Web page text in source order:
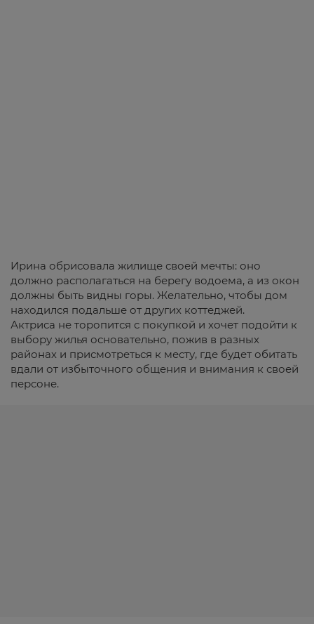
Ирина обрисовала жилище своей мечты: оно
должно располагаться на берегу водоема, а из окон
должны быть видны горы. Желательно, чтобы дом
находился подальше от других коттеджей.
Актриса не торопится с покупкой и хочет подойти к
выбору жилья основательно, пожив в разных
районах и присмотреться к месту, где будет обитать
вдали от избыточного общения и внимания к своей
персоне.